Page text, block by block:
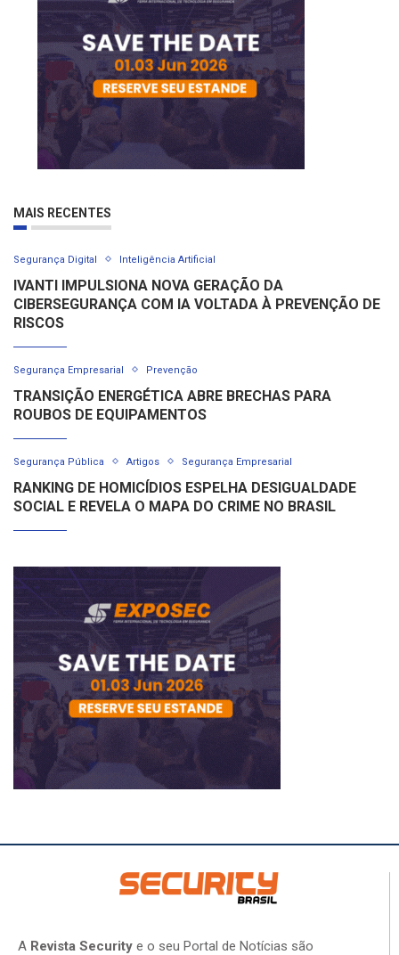
MAIS RECENTES
Segurança Digital Inteligência Artificial
IVANTI IMPULSIONA NOVA GERAÇÃO DA
CIBERSEGURANÇA COM IA VOLTADA À PREVENÇÃO DE
RISCOS
Segurança Empresarial Prevenção
TRANSIÇÃO ENERGÉTICA ABRE BRECHAS PARA
ROUBOS DE EQUIPAMENTOS
Segurança Pública Artigos Segurança Empresarial
RANKING DE HOMICÍDIOS ESPELHA DESIGUALDADE
SOCIAL E REVELA O MAPA DO CRIME NO BRASIL
A Revista Security e o seu Portal de Notícias são